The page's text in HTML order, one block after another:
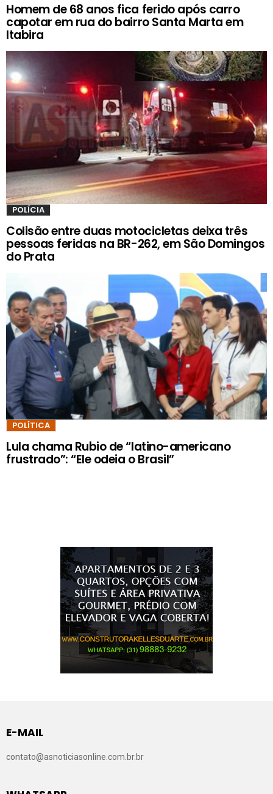
Homem de 68 anos fica ferido após carro
capotar em rua do bairro Santa Marta em
Itabira
POLÍCIA
Colisão entre duas motocicletas deixa três
pessoas feridas na BR-262, em São Domingos
do Prata
POLÍTICA
Lula chama Rubio de “latino-americano
frustrado”: “Ele odeia o Brasil”
E-MAIL
contato@asnoticiasonline.com.br.br